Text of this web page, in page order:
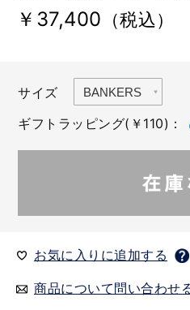
￥37,400 （税込）
サイズ
ギフトラッピング(￥110)：
お気に入りに追加する
商品について問い合わせ